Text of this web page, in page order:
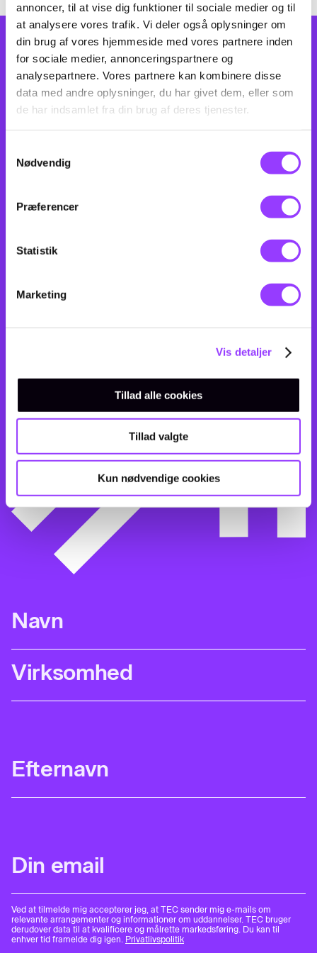
annoncer, til at vise dig funktioner til sociale medier og til
at analysere vores trafik. Vi deler også oplysninger om
din brug af vores hjemmeside med vores partnere inden
for sociale medier, annonceringspartnere og
analysepartnere. Vores partnere kan kombinere disse
data med andre oplysninger, du har givet dem, eller som
de har indsamlet fra din brug af deres tjenester.
Nødvendig
Præferencer
Statistik
Marketing
Vis detaljer
Tillad alle cookies
Tillad valgte
Kun nødvendige cookies
• Dosering
• Materialer på inventar, sanitet og gulveKan
bruge oplysninger om kemien fra emballagen,
produktbladet og sikkerhedsdatabladet
NYHEDSBREV
opdateret på obligatoriske certificeringer,
de seneste nyheder direkte i din indbakke
og gå ikke glip af vigtige deadlines og
kompetencer.
Ved at tilmelde mig accepterer jeg, at TEC sender mig e-mails om
relevante arrangementer og informationer om uddannelser. TEC bruger
derudover data til at kvalificere og målrette markedsføring. Du kan til
enhver tid framelde dig igen. Privatlivspolitik